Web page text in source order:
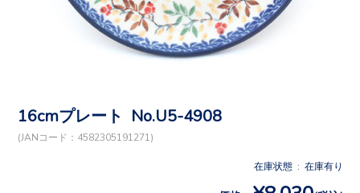
16cmプレート No.U5-4908
(JANコード：4582305191271)
在庫状態 : 在庫有り